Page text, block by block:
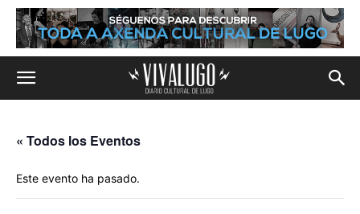
« Todos los Eventos
Este evento ha pasado.